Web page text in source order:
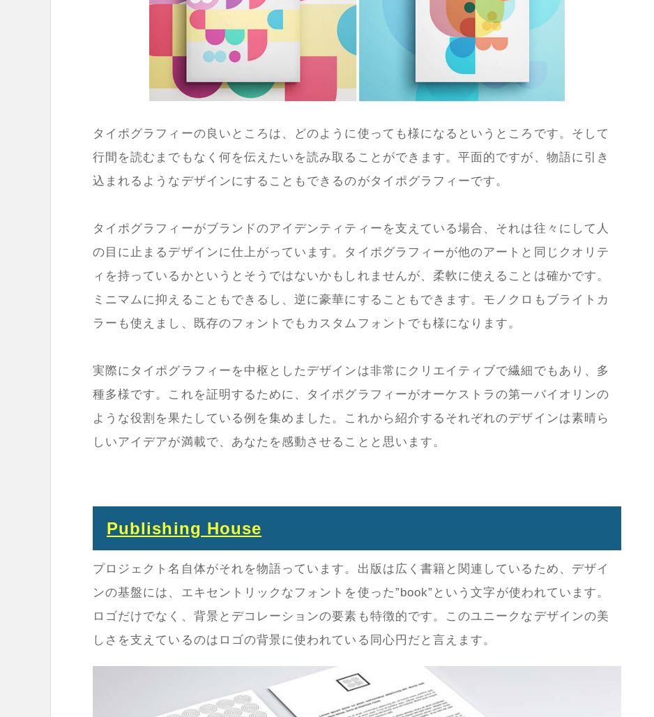
タイポグラフィーの良いところは、どのように使っても様になるというところです。そして
行間を読むまでもなく何を伝えたいを読み取ることができます。平面的ですが、物語に引き
込まれるようなデザインにすることもできるのがタイポグラフィーです。
タイポグラフィーがブランドのアイデンティティーを支えている場合、それは往々にして人
の目に止まるデザインに仕上がっています。タイポグラフィーが他のアートと同じクオリテ
ィを持っているかというとそうではないかもしれませんが、柔軟に使えることは確かです。
ミニマムに抑えることもできるし、逆に豪華にすることもできます。モノクロもブライトカ
ラーも使えまし、既存のフォントでもカスタムフォントでも様になります。
実際にタイポグラフィーを中枢としたデザインは非常にクリエイティブで繊細でもあり、多
種多様です。これを証明するために、タイポグラフィーがオーケストラの第一バイオリンの
ような役割を果たしている例を集めました。これから紹介するそれぞれのデザインは素晴ら
しいアイデアが満載で、あなたを感動させることと思います。
Publishing House
プロジェクト名自体がそれを物語っています。出版は広く書籍と関連しているため、デザイ
ンの基盤には、エキセントリックなフォントを使った” book”という文字が使われています。
ロゴだけでなく、背景とデコレーションの要素も特徴的です。このユニークなデザインの美
しさを支えているのはロゴの背景に使われている同心円だと言えます。